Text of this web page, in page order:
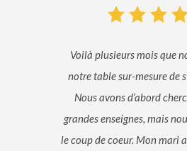
Voilà plusieurs mois que
notre table sur-mesure de
Nous avons d’abord
grandes enseignes, mais
le coup de coeur. Mon mari